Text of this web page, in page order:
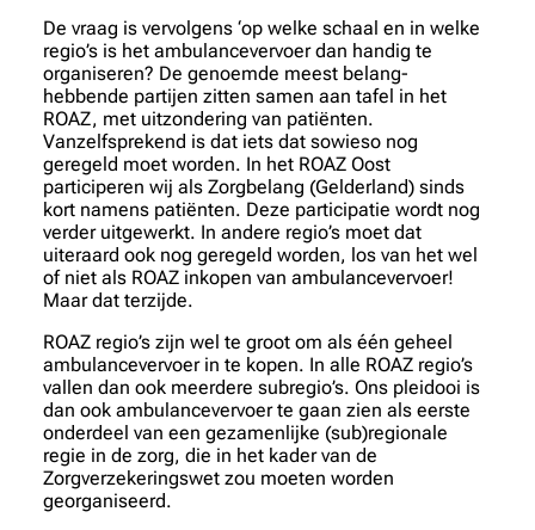
De vraag is vervolgens ‘op welke schaal en in welke
regio’s is het ambulancevervoer dan handig te
organiseren? De genoemde meest belang-
hebbende partijen zitten samen aan tafel in het
ROAZ, met uitzondering van patiënten.
Vanzelfsprekend is dat iets dat sowieso nog
geregeld moet worden. In het ROAZ Oost
participeren wij als Zorgbelang (Gelderland) sinds
kort namens patiënten. Deze participatie wordt nog
verder uitgewerkt. In andere regio’s moet dat
uiteraard ook nog geregeld worden, los van het wel
of niet als ROAZ inkopen van ambulancevervoer!
Maar dat terzijde.
ROAZ regio’s zijn wel te groot om als één geheel
ambulancevervoer in te kopen. In alle ROAZ regio’s
vallen dan ook meerdere subregio’s. Ons pleidooi is
dan ook ambulancevervoer te gaan zien als eerste
onderdeel van een gezamenlijke (sub)regionale
regie in de zorg, die in het kader van de
Zorgverzekeringswet zou moeten worden
georganiseerd.